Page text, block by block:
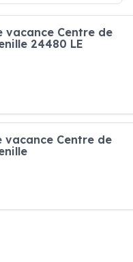
vacance Centre de
24480 LE
vacance Centre de